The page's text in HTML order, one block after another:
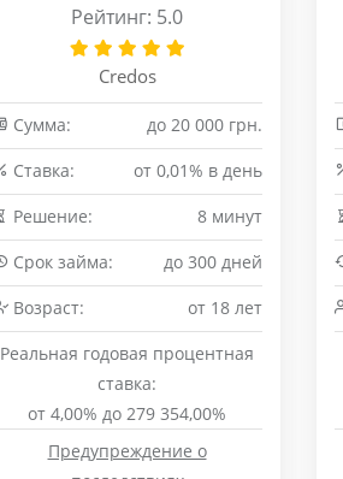
Рейтинг: 5.0
Credos
Сумма:
до 20 000 грн.
Cтавка:
от 0,01% в день
Решение:
8 минут
Срок займа:
до 300 дней
Возраст:
от 18 лет
Реальная годовая процентная
ставка:
от 4,00% до 279 354,00%
Предупреждение о